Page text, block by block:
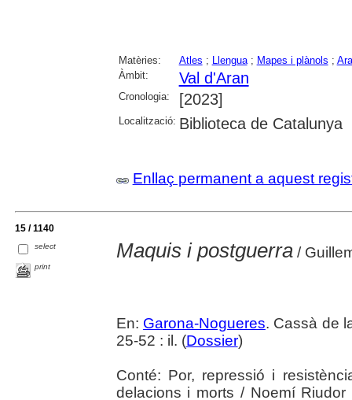
Matèries: Atles ; Llengua; Mapes i plànols ;
Àmbit:
Val d'Aran
Cronologia: [2023]
Localització: Biblioteca de Catalunya
Enllaç permanent a aquest
15 / 1140
select
print
Maquis i postguerra/
En: Garona-Nogueres. Cassà de
25-52 : il. (Dossier)
Conté: Por, repressió i
delacions i morts / Noemí